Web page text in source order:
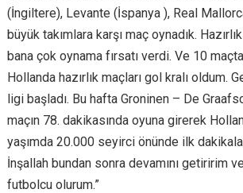
(İngiltere), Levante (İspanya ), Real
büyük takımlara karşı maç oynadık.
bana çok oynama fırsatı verdi. Ve 10
Hollanda hazırlık maçları gol kralı oldum.
ligi başladı. Bu hafta Groninen – De
maçın 78. dakikasında oyuna girerek
yaşımda 20.000 seyirci önünde ilk
İnşallah bundan sonra devamını getiririm
futbolcu olurum.”